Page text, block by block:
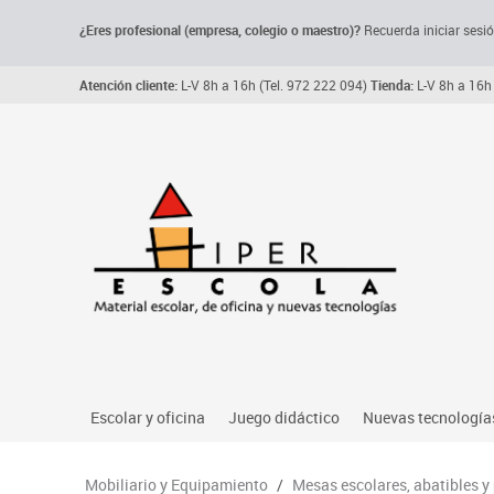
¿Eres profesional (empresa, colegio o maestro)? Recuerda iniciar
Atención cliente: L-V 8h a 16h (Tel. 972 222 094)Tienda: L-V 8h a
Escolar y oficina
Archivo, carpetas y clasificadores
Juego didáctico
Primeras edades
Nuevas
Audio
Mobiliario y Equipamiento / Mesas escolares, abatibles